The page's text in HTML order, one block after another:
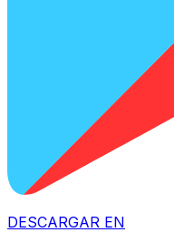
DESCARGAR EN